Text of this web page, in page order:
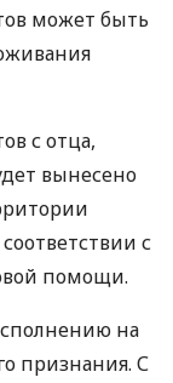
может быть
с отца,
вынесено
с
помощи.
на
признания. С